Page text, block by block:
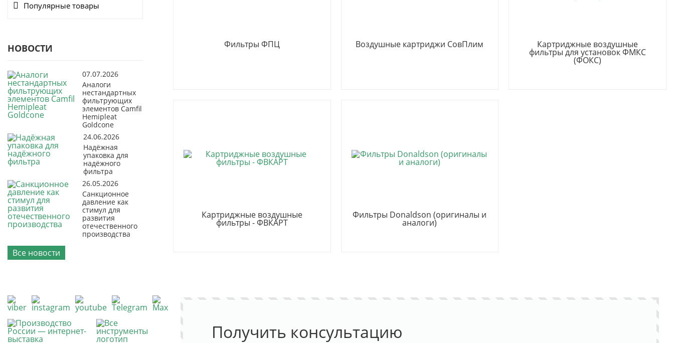
Популярные товары
НОВОСТИ
07.07.2026
Аналоги
нестандартных
фильтрующих
элементов Camfil
Hemipleat
Goldcone
24.06.2026
Надёжная
упаковка для
надёжного
фильтра
26.05.2026
Санкционное
давление как
стимул для
развития
отечественного
производства
Все новости
Фильтры ФПЦ Воздушные картриджи СовПлим Картриджные воздушные
фильтры для установок ФМКС
(ФОКС)
Картриджные воздушные
фильтры - ФВКАРТ
Фильтры Donaldson (оригиналы и
аналоги)
Получить консультацию